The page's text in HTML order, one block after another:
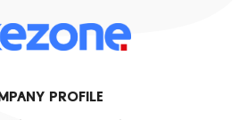
PROFILE